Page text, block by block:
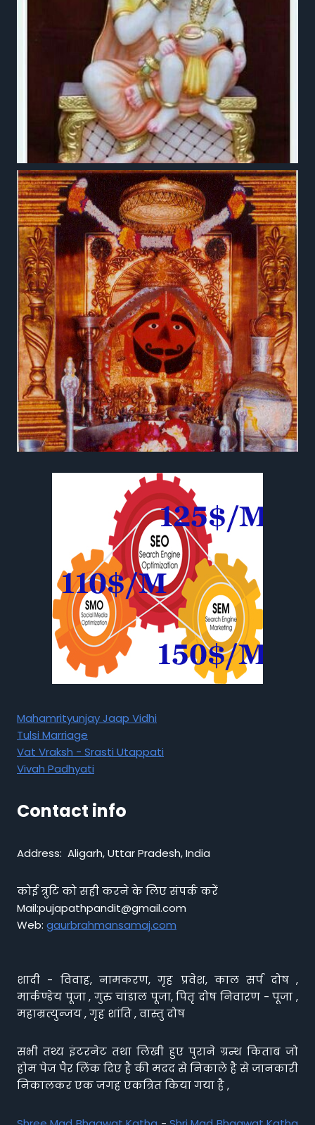
Mahamrityunjay Jaap Vidhi
Tulsi Marriage
Vat Vraksh - Srasti Utappati
Vivah Padhyati
Contact info
Address: Aligarh, Uttar Pradesh, India
कोई त्रुटि को सही करने के लिए संपर्क करें
Mail:pujapathpandit@gmail.com
Web: gaurbrahmansamaj.com
शादी - विवाह, नामकरण, गृह प्रवेश, काल सर्प दोष ,
मार्कण्डेय पूजा , गुरु चांडाल पूजा, पितृ दोष निवारण - पूजा ,
महाम्रत्युन्जय , गृह शांति , वास्तु दोष
सभी तथ्य इंटरनेट तथा लिखी हुए पुराने ग्रन्थ किताब जो
होम पेज पैर लिंक दिए है की मदद से निकाले है से जानकारी
निकालकर एक जगह एकत्रित किया गया है ,